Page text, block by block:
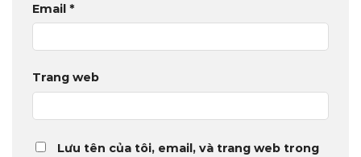
Email *
Trang web
Lưu tên của tôi, email, và trang web trong